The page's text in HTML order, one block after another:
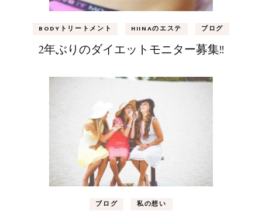
BODYトリートメント HIINAのエステ ブログ
2年ぶりのダイエットモニター募集!!
ブログ 私の想い